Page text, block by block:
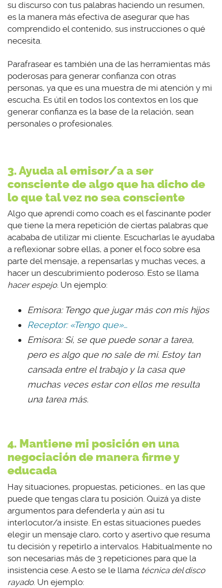
su discurso con tus palabras haciendo un resumen,
es la manera más efectiva de asegurar que has
comprendido el contenido, sus instrucciones o qué
necesita.
Parafrasear es también una de las herramientas más
poderosas para generar confianza con otras
personas, ya que es una muestra de mi atención y mi
escucha. Es útil en todos los contextos en los que
generar confianza es la base de la relación, sean
personales o profesionales.
3. Ayuda al emisor/a a ser
consciente de algo que ha dicho de
lo que tal vez no sea consciente
Algo que aprendí como coach es el fascinante poder
que tiene la mera repetición de ciertas palabras que
acababa de utilizar mi cliente. Escucharlas le ayudaba
a reflexionar sobre ellas, a poner el foco sobre esa
parte del mensaje, a repensarlas y muchas veces, a
hacer un descubrimiento poderoso. Esto se llama
hacer espejo. Un ejemplo:
Emisora: Tengo que jugar más con mis hijos
Receptor: «Tengo que»…
Emisora: Sí, se que puede sonar a tarea,
pero es algo que no sale de mi. Estoy tan
cansada entre el trabajo y la casa que
muchas veces estar con ellos me resulta
una tarea más.
4. Mantiene mi posición en una
negociación de manera firme y
educada
Hay situaciones, propuestas, peticiones… en las que
puede que tengas clara tu posición. Quizá ya diste
argumentos para defenderla y aún así tu
interlocutor/a insiste. En estas situaciones puedes
elegir un mensaje claro, corto y asertivo que resuma
tu decisión y repetirlo a intervalos. Habitualmente no
son necesarias más de 3 repeticiones para que la
insistencia cese. A esto se le llama técnica del disco
rayado. Un ejemplo: